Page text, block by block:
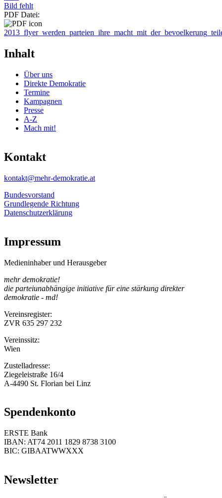
Bild fehlt
PDF Datei:
Inhalt
Über uns
Direkte Demokratie
Termine
Kampagnen
Presse
A-Z
Mach mit!
Kontakt
kontakt@mehr-demokratie.at
Bundesvorstand
Grundlegende Richtung
Datenschutzerklärung
Impressum
Medieninhaber und Herausgeber
mehr demokratie!
die parteiunabhängige initiative für eine stärkung direkter
demokratie - md!
Vereinsregister:
ZVR 635 297 232
Vereinssitz:
Wien
Zustelladresse:
Ziegeleistraße 16/4
A-4490 St. Florian bei Linz
Spendenkonto
ERSTE Bank
IBAN: AT74 2011 1829 8738 3100
BIC: GIBAATWWXXX
Newsletter